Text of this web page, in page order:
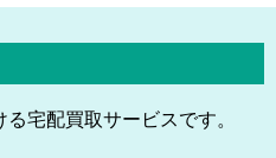
宅配買取サービスです。